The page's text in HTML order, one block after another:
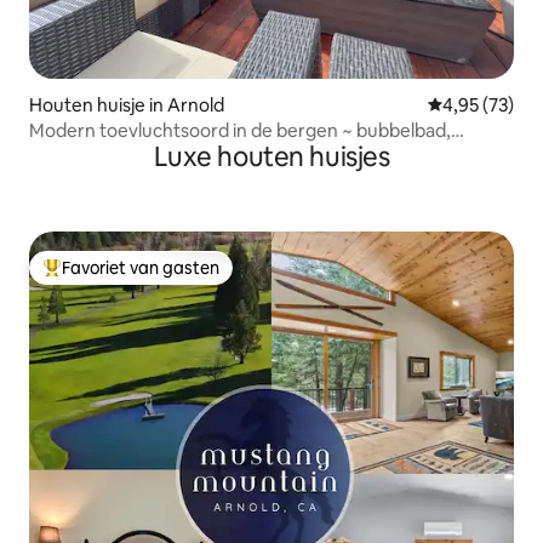
Houten huisje in Arnold Gemiddelde
4,95 (73)
Modern toevluchtsoord in de bergen ~ bubbelbad,
oplaadpunt voor elektrische auto’s, spelletjeskamer
Luxe houten huisjes
Topfavoriet van gasten
Favoriet van gasten